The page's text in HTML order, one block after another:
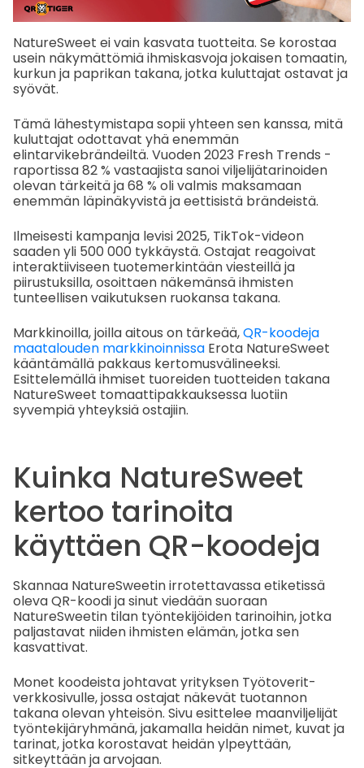
NatureSweet ei vain kasvata tuotteita. Se korostaa
usein näkymättömiä ihmiskasvoja jokaisen tomaatin,
kurkun ja paprikan takana, jotka kuluttajat ostavat ja
syövät.
Tämä lähestymistapa sopii yhteen sen kanssa, mitä
kuluttajat odottavat yhä enemmän
elintarvikebrändeiltä. Vuoden 2023 Fresh Trends -
raportissa 82 % vastaajista sanoi viljelijätarinoiden
olevan tärkeitä ja 68 % oli valmis maksamaan
enemmän läpinäkyvistä ja eettisistä brändeistä.
Ilmeisesti kampanja levisi 2025, TikTok-videon
saaden yli 500 000 tykkäystä. Ostajat reagoivat
interaktiiviseen tuotemerkintään viesteillä ja
piirustuksilla, osoittaen näkemänsä ihmisten
tunteellisen vaikutuksen ruokansa takana.
Markkinoilla, joilla aitous on tärkeää,QR-koodeja
maatalouden markkinoinnissa Erota NatureSweet
kääntämällä pakkaus kertomusvälineeksi.
Esittelemällä ihmiset tuoreiden tuotteiden takana
NatureSweet tomaattipakkauksessa luotiin
syvempiä yhteyksiä ostajiin.
Kuinka NatureSweet
kertoo tarinoita
käyttäen QR-koodeja
Skannaa NatureSweetin irrotettavassa etiketissä
oleva QR-koodi ja sinut viedään suoraan
NatureSweetin tilan työntekijöiden tarinoihin, jotka
paljastavat niiden ihmisten elämän, jotka sen
kasvattivat.
Monet koodeista johtavat yrityksen Työtoverit-
verkkosivulle, jossa ostajat näkevät tuotannon
takana olevan yhteisön. Sivu esittelee maanviljelijät
työntekijäryhmänä, jakamalla heidän nimet, kuvat ja
tarinat, jotka korostavat heidän ylpeyttään,
sitkeyttään ja arvojaan.